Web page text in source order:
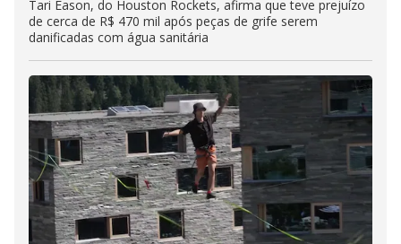
Tari Eason, do Houston Rockets, afirma que teve prejuízo
de cerca de R$ 470 mil após peças de grife serem
danificadas com água sanitária